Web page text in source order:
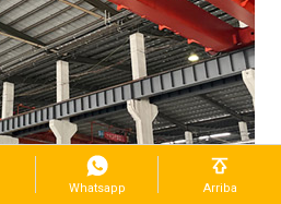
Whatsapp Arriba